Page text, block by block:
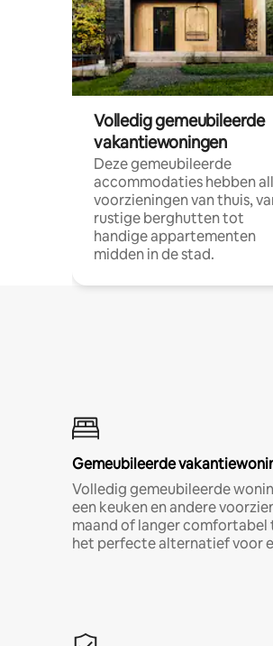
Volledig gemeubileerde
vakantiewoningen
Deze gemeubileerde
accommodaties hebben
voorzieningen van thuis,
rustige berghutten tot
handige appartementen
midden in de stad.
Gemeubileerde
Volledig gemeubileerde
een keuken en andere
maand of langer comfortabel
het perfecte alternatief voor